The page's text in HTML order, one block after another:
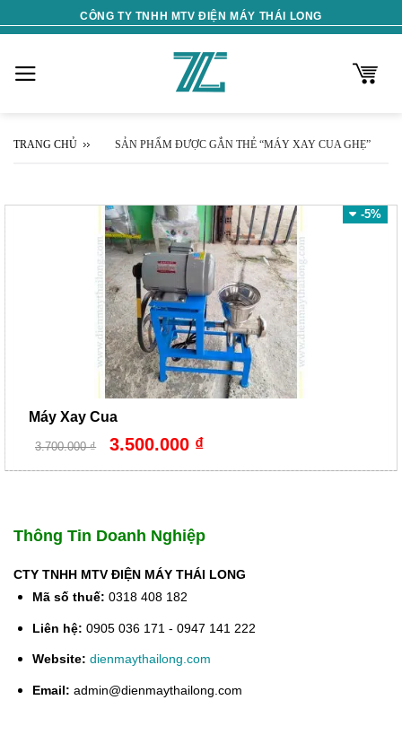
to
CÔNG TY TNHH MTV ĐIỆN MÁY THÁI LONG
TRANG CHỦ SẢN PHẨM ĐƯỢC GẮN THẺ “MÁY XAY CUA GHẸ”
-5%
Máy Xay Cua
3.700.000₫
Giá
gốc
3.700.000 ₫.
3.500.000 ₫Giá
hiện
là:
Thông Tin Doanh Nghiệp
CTY TNHH MTV ĐIỆN MÁY THÁI LONG
Mã số thuế: 0318 408 182
Liên hệ: 0905 036 171 - 0947 141 222
Website: dienmaythailong.com
Email: admin@dienmaythailong.com